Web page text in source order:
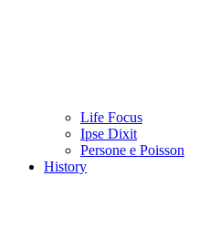
Life Focus
Ipse Dixit
Persone e Poisson
History